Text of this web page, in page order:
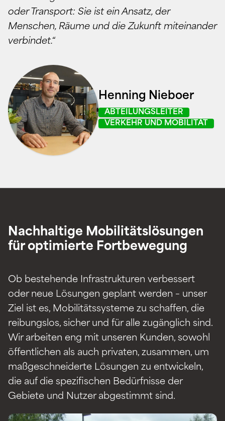
oder Transport: Sie ist ein Ansatz, der
Menschen, Räume und die Zukunft miteinander
verbindet.“
Henning Nieboer
ABTEILUNGSLEITER
VERKEHR UND MOBILITÄT
Nachhaltige Mobilitätslösungen
für optimierte Fortbewegung
Ob bestehende Infrastrukturen verbessert
oder neue Lösungen geplant werden – unser
Ziel ist es, Mobilitätssysteme zu schaffen, die
reibungslos, sicher und für alle zugänglich sind.
Wir arbeiten eng mit unseren Kunden, sowohl
öffentlichen als auch privaten, zusammen, um
maßgeschneiderte Lösungen zu entwickeln,
die auf die spezifischen Bedürfnisse der
Gebiete und Nutzer abgestimmt sind.